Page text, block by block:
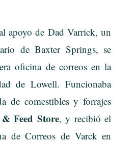
apoyo de Dad Varrick, un
de Baxter Springs, se
oficina de correos en la
de Lowell. Funcionaba
de comestibles y forrajes
Feed Store, y recibió el
de Correos de Varck en